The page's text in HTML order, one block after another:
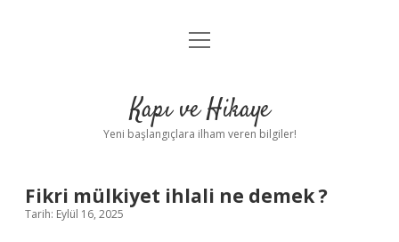
Anasayfa
Yasal Uyarı
menüyü
Kapı ve Hikaye
Yeni başlangıçlara ilham veren bilgiler!
Fikri mülkiyet ihlali ne demek ?
Tarih: Eylül 16, 2025